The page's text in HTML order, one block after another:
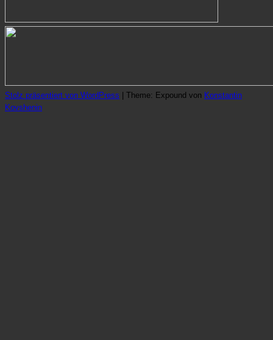
Stolz präsentiert von WordPress | Theme: Expound von Konstantin
Kovshenin